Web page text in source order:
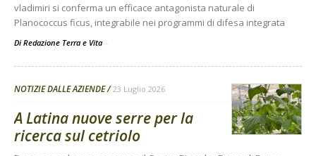
vladimiri si conferma un efficace antagonista naturale di
Planococcus ficus, integrabile nei programmi di difesa integrata
Di Redazione Terra e Vita -
NOTIZIE DALLE AZIENDE 23 Luglio 2026
A Latina nuove serre per la
ricerca sul cetriolo